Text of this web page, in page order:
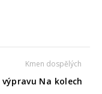
Kmen dospělých
Na kolech